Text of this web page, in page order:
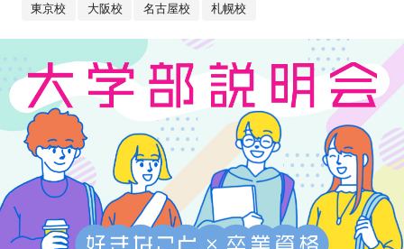
東京校 大阪校 名古屋校 札幌校